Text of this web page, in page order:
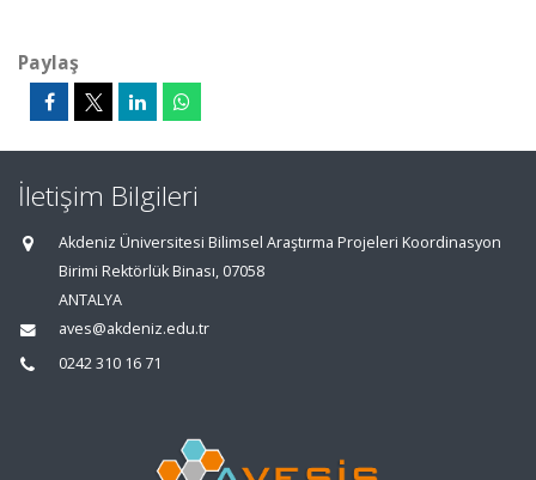
Paylaş
İletişim Bilgileri
Akdeniz Üniversitesi Bilimsel Araştırma Projeleri Koordinasyon
Birimi Rektörlük Binası, 07058
ANTALYA
aves@akdeniz.edu.tr
0242 310 16 71